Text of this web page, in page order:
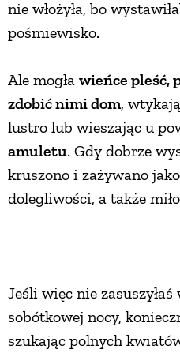
nie włożyła, bo
pośmiewisko.
Ale mogła wieńce pleść,
zdobić nimi dom,
lustro lub wieszając u
amuletu. Gdy dobrze
kruszono i zażywano
dolegliwości, a także
Jeśli więc nie
sobótkowej nocy,
szukając polnych